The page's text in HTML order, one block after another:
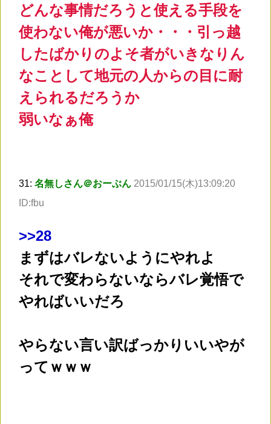
どんな事情だろうと使える手段を
使わない俺が悪いか・・・引っ越
したばかりのよそ者がいきなりん
なことして地元の人からの目に耐
えられるだろうか
弱いなぁ俺
31: 名無しさん＠おーぶん 2015/01/15(木)13:09:20
ID:fbu
>>28
まずはバレないようにやれよ
それで変わらないならバレ覚悟で
やればいいだろ
やらない言い訳ばっかりいいやが
ってｗｗｗ